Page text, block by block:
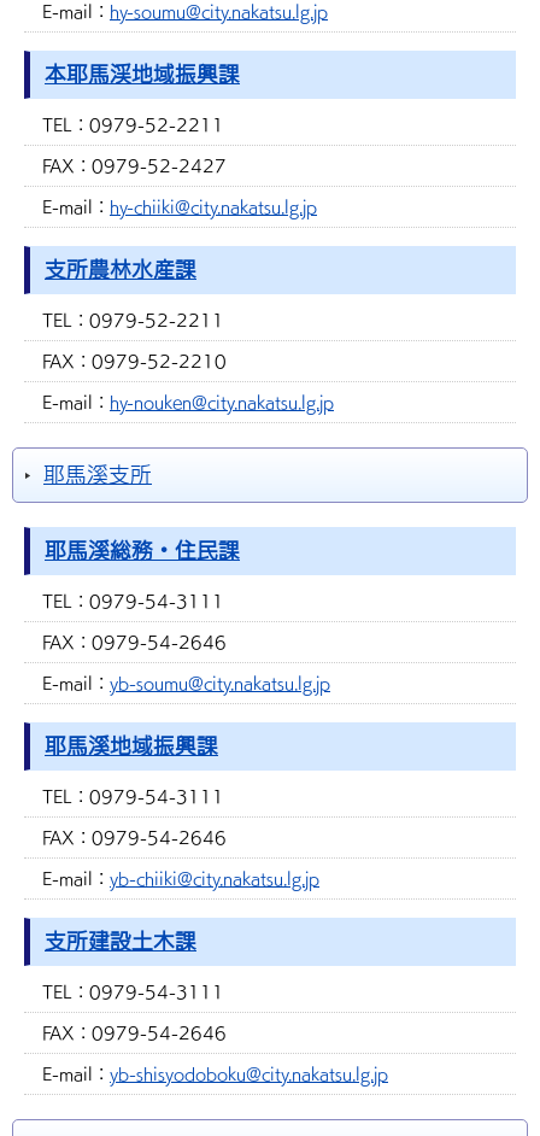
E-mail： hy-soumu@city.nakatsu.lg.jp
本耶馬渓地域振興課
TEL： 0979-52-2211
FAX： 0979-52-2427
E-mail： hy-chiiki@city.nakatsu.lg.jp
支所農林水産課
TEL： 0979-52-2211
FAX： 0979-52-2210
E-mail： hy-nouken@city.nakatsu.lg.jp
耶馬溪支所
耶馬溪総務・住民課
TEL： 0979-54-3111
FAX： 0979-54-2646
E-mail： yb-soumu@city.nakatsu.lg.jp
耶馬溪地域振興課
TEL： 0979-54-3111
FAX： 0979-54-2646
E-mail： yb-chiiki@city.nakatsu.lg.jp
支所建設土木課
TEL： 0979-54-3111
FAX： 0979-54-2646
E-mail： yb-shisyodoboku@city.nakatsu.lg.jp